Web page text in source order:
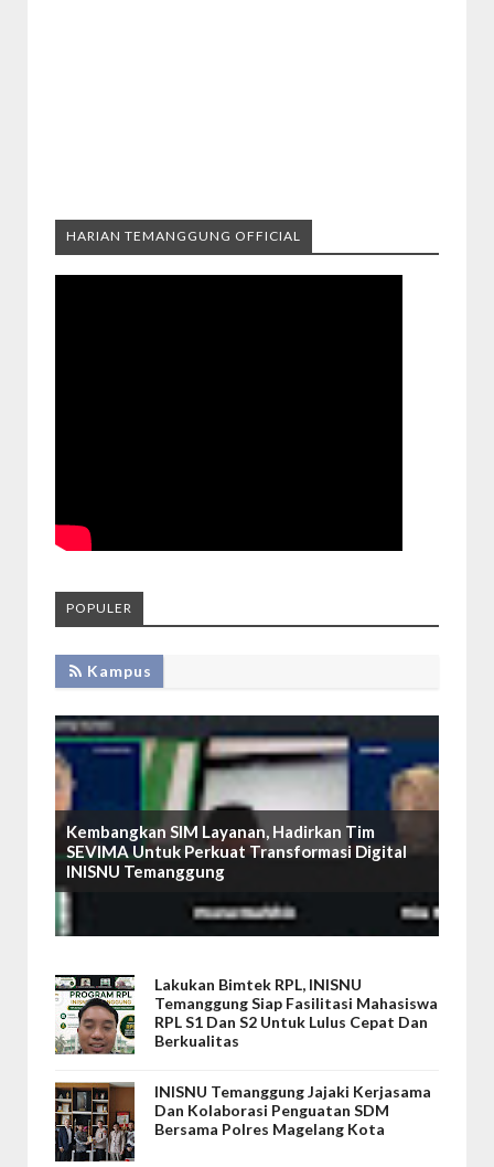
HARIAN TEMANGGUNG OFFICIAL
POPULER
Kampus
Kembangkan SIM Layanan, Hadirkan Tim
SEVIMA Untuk Perkuat Transformasi Digital
INISNU Temanggung
Lakukan Bimtek RPL, INISNU
Temanggung Siap Fasilitasi Mahasiswa
RPL S1 Dan S2 Untuk Lulus Cepat Dan
Berkualitas
INISNU Temanggung Jajaki Kerjasama
Dan Kolaborasi Penguatan SDM
Bersama Polres Magelang Kota